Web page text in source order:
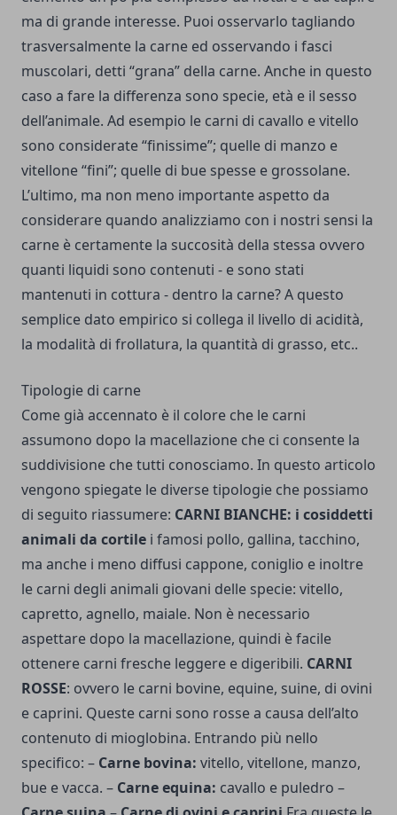
ma di grande interesse. Puoi osservarlo tagliando
trasversalmente la carne ed osservando i fasci
muscolari, detti “grana” della carne. Anche in questo
caso a fare la differenza sono specie, età e il sesso
dell’animale. Ad esempio le carni di cavallo e vitello
sono considerate “finissime”; quelle di manzo e
vitellone “fini”; quelle di bue spesse e grossolane.
L’ultimo, ma non meno importante aspetto da
considerare quando analizziamo con i nostri sensi la
carne è certamente la succosità della stessa ovvero
quanti liquidi sono contenuti - e sono stati
mantenuti in cottura - dentro la carne? A questo
semplice dato empirico si collega il livello di acidità,
la modalità di frollatura, la quantità di grasso, etc..
Tipologie di carne
Come già accennato è il colore che le carni
assumono dopo la macellazione che ci consente la
suddivisione che tutti conosciamo. In questo articolo
vengono spiegate le diverse tipologie che possiamo
di seguito riassumere: CARNI BIANCHE: i cosiddetti
animali da cortile i famosi pollo, gallina, tacchino,
ma anche i meno diffusi cappone, coniglio e inoltre
le carni degli animali giovani delle specie: vitello,
capretto, agnello, maiale. Non è necessario
aspettare dopo la macellazione, quindi è facile
ottenere carni fresche leggere e digeribili. CARNI
ROSSE: ovvero le carni bovine, equine, suine, di ovini
e caprini. Queste carni sono rosse a causa dell’alto
contenuto di mioglobina. Entrando più nello
specifico: – Carne bovina: vitello, vitellone, manzo,
bue e vacca. – Carne equina: cavallo e puledro –